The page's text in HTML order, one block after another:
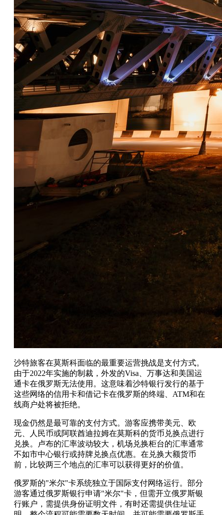
沙特旅客在莫斯科面临的最重要运营挑战是支付方式。
由于2022年实施的制裁，外发的Visa、万事达和美国运
通卡在俄罗斯无法使用。这意味着沙特银行发行的基于
这些网络的信用卡和借记卡在俄罗斯的终端、ATM和在
线商户处将被拒绝。
现金仍然是最可靠的支付方式。游客应携带美元、欧
元、人民币或阿联酋迪拉姆在莫斯科的货币兑换点进行
兑换。卢布的汇率波动较大，机场兑换柜台的汇率通常
不如市中心银行或持牌兑换点优惠。在兑换大额货币
前，比较两三个地点的汇率可以获得更好的价值。
俄罗斯的"米尔"卡系统独立于国际支付网络运行。部分
游客通过俄罗斯银行申请"米尔"卡，但需开立俄罗斯银
行账户，需提供身份证明文件，有时还需提供住址证